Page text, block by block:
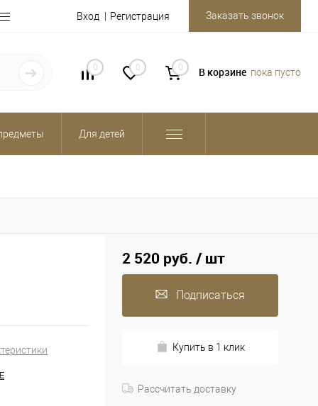
Вход Регистрация Заказать звонок
0 0 0 В корзине пока пусто
Для детей
2 520 руб. / шт
Подписаться
Купить в 1 клик
Рассчитать доставку